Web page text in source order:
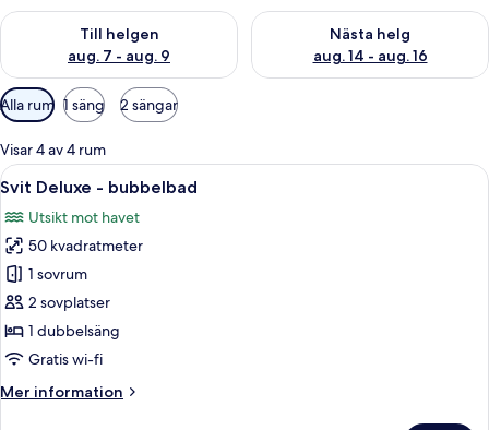
Till helgen
aug. 7 - aug. 9
Kontrollera tillgängligheten för den här helgen aug. 7 - aug. 9
Nästa helg
aug. 14 - aug. 16
Kontrollera tillgängligheten
Tillgängliga
filter
för
rum
Alla rum 1 säng 2 sängar
Visar 4 av 4 rum
Öppna
alla
foton
för
Svit
Deluxe
-
bubbelbad
Ett modernt vardagsrum med en
37
Svit Deluxe - bubbelbad
Utsikt mot havet
50 kvadratmeter
1 sovrum
2 sovplatser
1 dubbelsäng
Gratis wi-fi
Mer information
Mer